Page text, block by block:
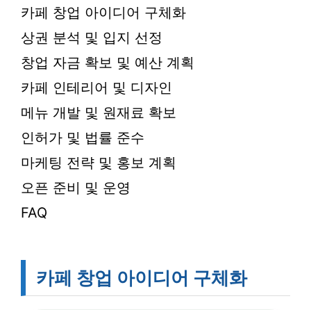
카페 창업 아이디어 구체화
상권 분석 및 입지 선정
창업 자금 확보 및 예산 계획
카페 인테리어 및 디자인
메뉴 개발 및 원재료 확보
인허가 및 법률 준수
마케팅 전략 및 홍보 계획
오픈 준비 및 운영
FAQ
카페 창업 아이디어 구체화